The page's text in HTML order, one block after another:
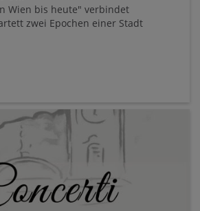
Wien bis heute" verbindet
zwei Epochen einer Stadt